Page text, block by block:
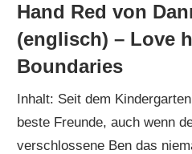
Hand Red von
(englisch) – Love
Boundaries
Inhalt: Seit dem
beste Freunde, auch wenn
verschlossene Ben das